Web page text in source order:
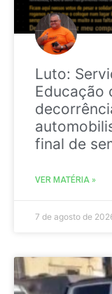
Luto:
Educação
final de
VER MATÉRIA »
7 de agosto de